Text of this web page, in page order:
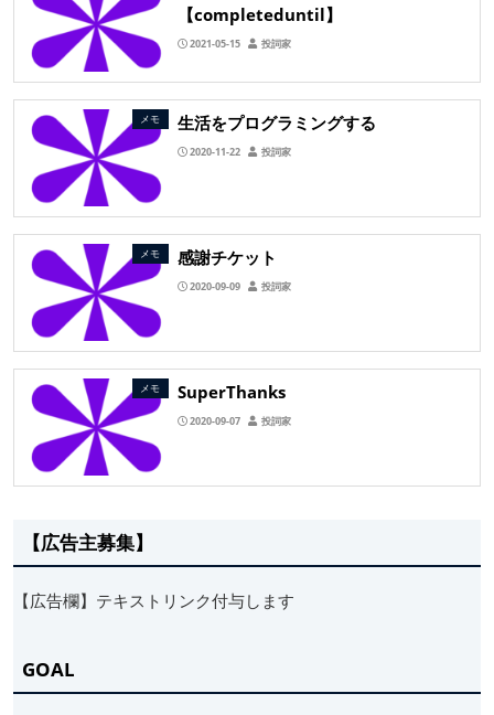
【completeduntil】
2021-05-15 投詞家
メモ 生活をプログラミングする
2020-11-22 投詞家
メモ 感謝チケット
2020-09-09 投詞家
メモ SuperThanks
2020-09-07 投詞家
【広告主募集】
【広告欄】テキストリンク付与します
GOAL